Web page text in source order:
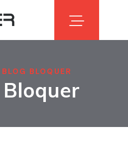
BLOG BLOQUER